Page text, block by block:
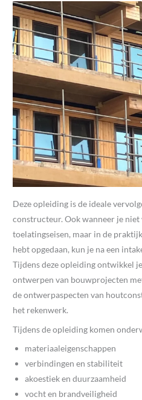
Deze opleiding is de ideale
constructeur. Ook wanneer je
toelatingseisen, maar in de
hebt opgedaan, kun je na een
Tijdens deze opleiding ontwikkel
ontwerpen van bouwprojecten
de ontwerpaspecten van
het rekenwerk.
Tijdens de opleiding komen
materiaaleigenschappen
verbindingen en stabiliteit
akoestiek en duurzaamheid
vocht en brandveiligheid